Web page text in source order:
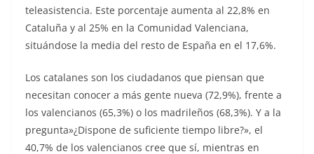
teleasistencia. Este porcentaje aumenta al 22,8% en
Cataluña y al 25% en la Comunidad Valenciana,
situándose la media del resto de España en el 17,6%.
Los catalanes son los ciudadanos que piensan que
necesitan conocer a más gente nueva (72,9%), frente a
los valencianos (65,3%) o los madrileños (68,3%). Y a la
pregunta»¿Dispone de suficiente tiempo libre?», el
40,7% de los valencianos cree que sí, mientras en